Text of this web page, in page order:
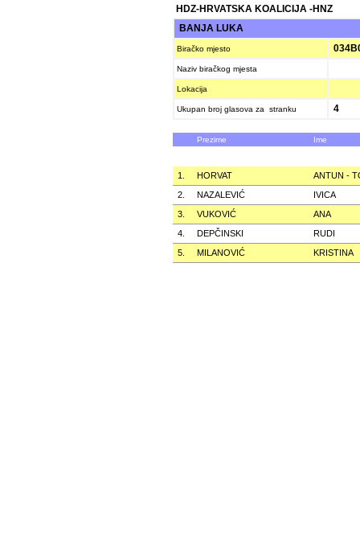
HDZ-HRVATSKA KOALICIJA -HNZ
BANJA LUKA
Biračko mjesto
Naziv biračkog mjesta
Lokacija
Ukupan broj glasova za stranku 4
Prezime Ime
1. HORVAT
ANTUN -
2.
NAZALEVIĆ
IVICA
3.
VUKOVIĆ
ANA
4.
DEPČINSKI
RUDI
5.
MILANOVIĆ KRISTINA